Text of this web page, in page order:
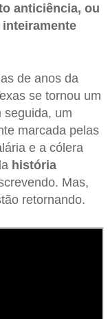
anticiência, ou
de anos da
se tornou um
seguida, um
marcada pelas
e a cólera
história
Mas,
retornando.